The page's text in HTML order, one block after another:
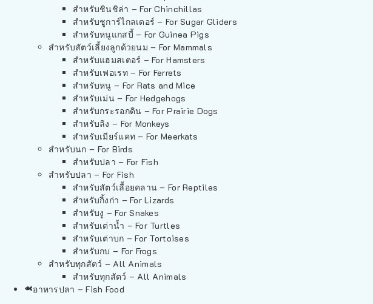
สำหรับชินชิล่า – For Chinchillas
สำหรับชูการ์ไกลเดอร์ – For Sugar Gliders
สำหรับหนูแกสบี้ – For Guinea Pigs
สำหรับสัตว์เลี้ยงลูกด้วยนม – For Mammals
สำหรับแฮมสเตอร์ – For Hamsters
สำหรับเฟอเรท – For Ferrets
สำหรับหนู – For Rats and Mice
สำหรับเม่น – For Hedgehogs
สำหรับกระรอกดิน – For Prairie Dogs
สำหรับลิง – For Monkeys
สำหรับเมียร์แคท – For Meerkats
สำหรับนก – For Birds
สำหรับปลา – For Fish
สำหรับปลา – For Fish
สำหรับสัตว์เลื้อยคลาน – For Reptiles
สำหรับกิ้งก่า – For Lizards
สำหรับงู – For Snakes
สำหรับเต่าน้ำ – For Turtles
สำหรับเต่าบก – For Tortoises
สำหรับกบ – For Frogs
สำหรับทุกสัตว์ – All Animals
สำหรับทุกสัตว์ – All Animals
อาหารปลา – Fish Food